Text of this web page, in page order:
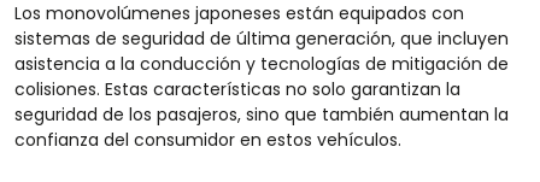
Los monovolúmenes japoneses están equipados con
sistemas de seguridad de última generación, que incluyen
asistencia a la conducción y tecnologías de mitigación de
colisiones. Estas características no solo garantizan la
seguridad de los pasajeros, sino que también aumentan la
confianza del consumidor en estos vehículos.